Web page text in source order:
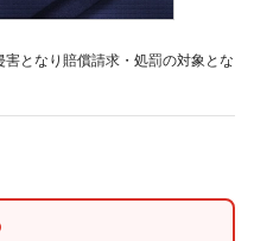
となり賠償請求・処罰の対象とな